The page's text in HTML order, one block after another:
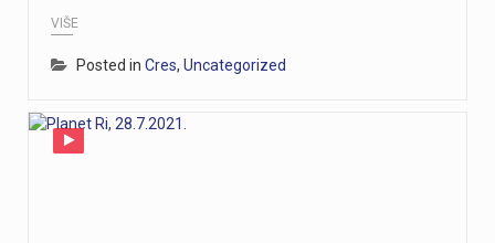
VIŠE
Posted in Cres, Uncategorized